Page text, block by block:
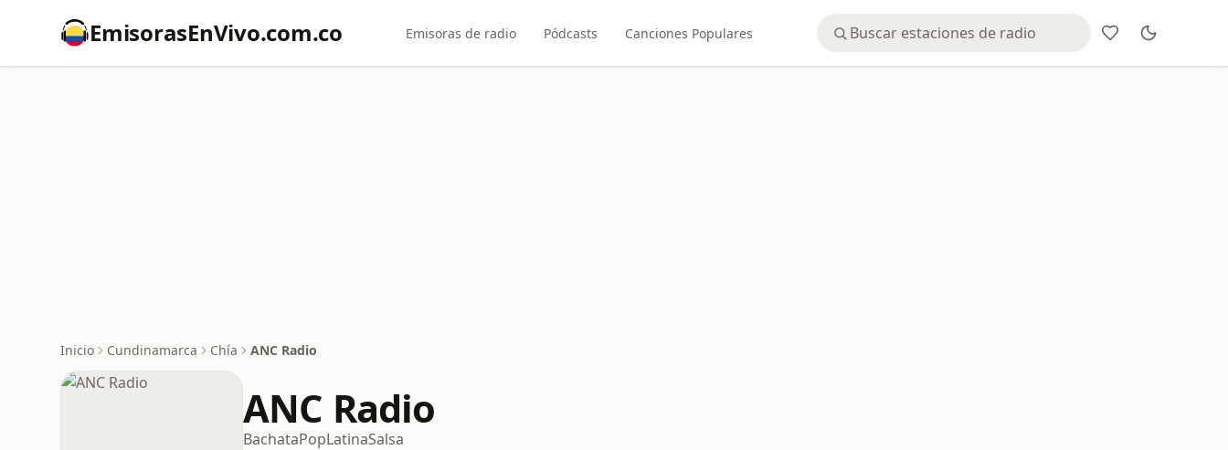
EmisorasEnVivo.com.co Emisoras de radio Pódcasts Canciones Populares
Inicio Cundinamarca Chía ANC Radio
ANC Radio
BachataPopLatinaSalsa